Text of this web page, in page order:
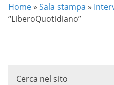
Home » Sala stampa »
“LiberoQuotidiano”
Cerca nel sito